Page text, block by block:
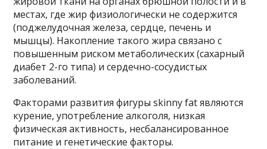
местах, где жир физиологически не содержится
(поджелудочная железа, сердце, печень и
мышцы). Накопление такого жира связано с
повышенным риском метаболических (сахарный
диабет 2-го типа) и сердечно-сосудистых
заболеваний.
Факторами развития фигуры skinny fat являются
курение, употребление алкоголя, низкая
физическая активность, несбалансированное
питание и генетические факторы.